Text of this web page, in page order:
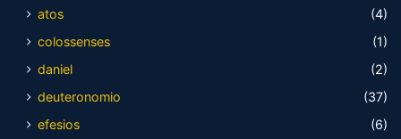
atos
(4)
colossenses
(1)
daniel
(2)
deuteronomio
(37)
efesios
(6)